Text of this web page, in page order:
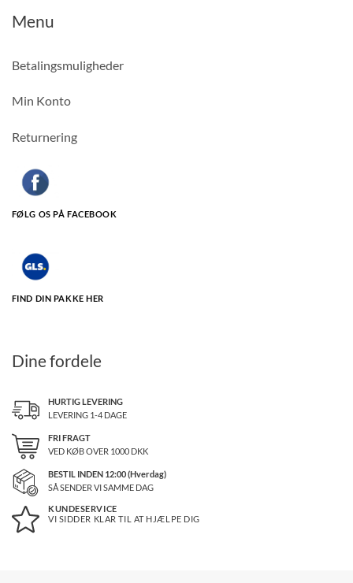
Menu
Betalingsmuligheder
Min Konto
Returnering
FØLG OS PÅ FACEBOOK
FIND DIN PAKKE HER
Dine fordele
HURTIG LEVERING
LEVERING 1-4 DAGE
FRI FRAGT
VED KØB OVER 1000DKK
BESTIL INDEN 12:00 (Hverdag)
SÅ SENDER VI SAMME DAG
KUNDESERVICE
VI SIDDER KLAR TIL AT HJÆLPE DIG